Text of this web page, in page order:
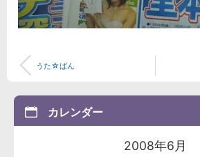
うた☆ばん
カレンダー
2008年6月